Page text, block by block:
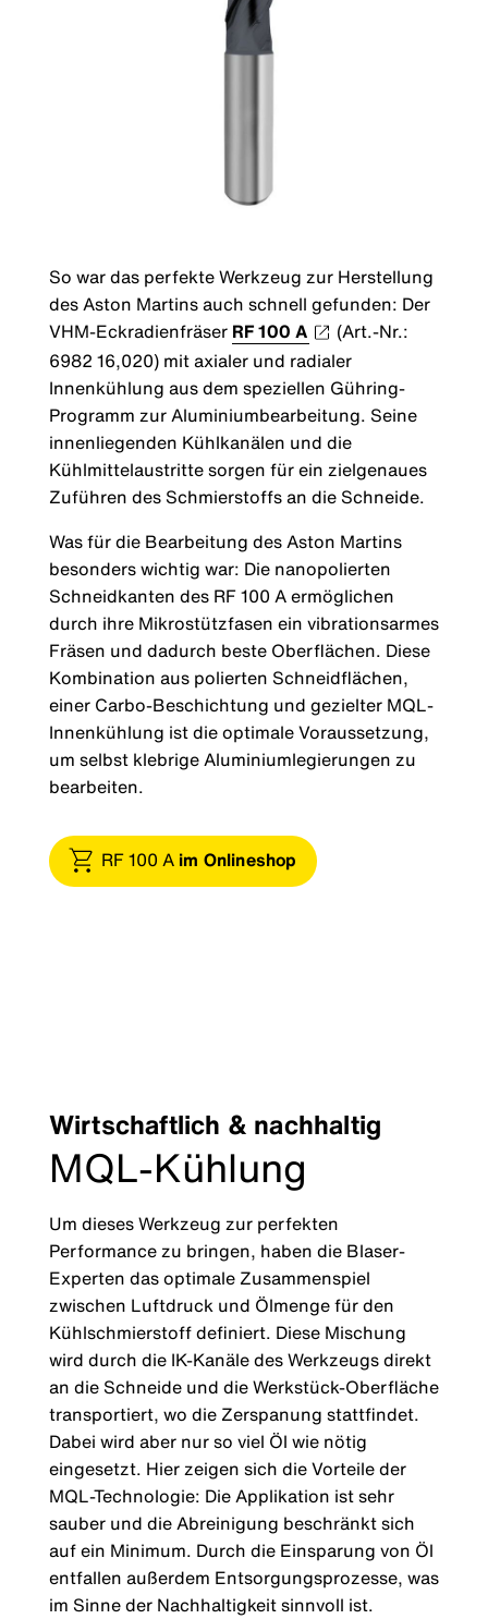
So war das perfekte Werkzeug zur Herstellung
des Aston Martins auch schnell gefunden: Der
VHM-Eckradienfräser RF 100 A
(Art.-Nr.:
6982 16,020) mit axialer und radialer
Innenkühlung aus dem speziellen Gühring-
Programm zur Aluminiumbearbeitung. Seine
innenliegenden Kühlkanälen und die
Kühlmittelaustritte sorgen für ein zielgenaues
Zuführen des Schmierstoffs an die Schneide.
Was für die Bearbeitung des Aston Martins
besonders wichtig war: Die nanopolierten
Schneidkanten des RF 100 A ermöglichen
durch ihre Mikrostützfasen ein vibrationsarmes
Fräsen und dadurch beste Oberflächen. Diese
Kombination aus polierten Schneidflächen,
einer Carbo-Beschichtung und gezielter MQL-
Innenkühlung ist die optimale Voraussetzung,
um selbst klebrige Aluminiumlegierungen zu
bearbeiten.
RF 100 A im Onlineshop
Wirtschaftlich & nachhaltig
MQL-Kühlung
Um dieses Werkzeug zur perfekten
Performance zu bringen, haben die Blaser-
Experten das optimale Zusammenspiel
zwischen Luftdruck und Ölmenge für den
Kühlschmierstoff definiert. Diese Mischung
wird durch die IK-Kanäle des Werkzeugs direkt
an die Schneide und die Werkstück-Oberfläche
transportiert, wo die Zerspanung stattfindet.
Dabei wird aber nur so viel Öl wie nötig
eingesetzt. Hier zeigen sich die Vorteile der
MQL-Technologie: Die Applikation ist sehr
sauber und die Abreinigung beschränkt sich
auf ein Minimum. Durch die Einsparung von Öl
entfallen außerdem Entsorgungsprozesse, was
im Sinne der Nachhaltigkeit sinnvoll ist.